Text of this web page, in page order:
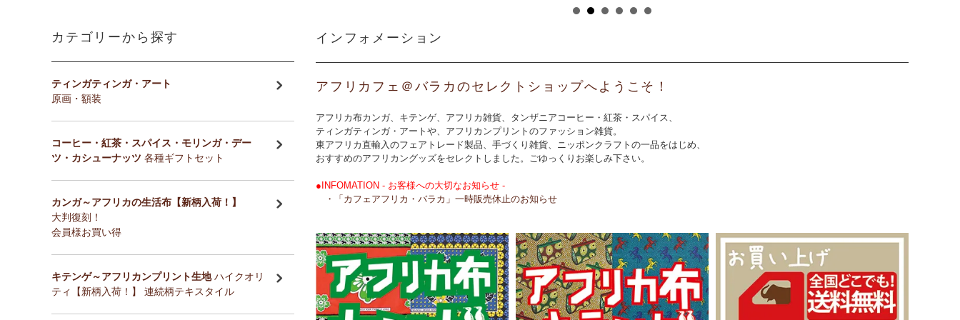
インフォメーション
アフリカフェ＠バラカのセレクトショップへようこそ！
アフリカ布カンガ、キテンゲ、アフリカ雑貨、タンザニアコーヒー・紅茶・スパイス、
ティンガティンガ・アートや、アフリカンプリントのファッション雑貨。
東アフリカ直輸入のフェアトレード製品、手づくり雑貨、ニッポンクラフトの一品をはじめ、
おすすめのアフリカングッズをセレクトしました。ごゆっくりお楽しみ下さい。
●INFOMATION - お客様への大切なお知らせ -
・「カフェアフリカ・バラカ」一時販売休止のお知らせ
カテゴリーから探す
ティンガティンガ・アート
原画・額装
コーヒー・紅茶・スパイス・モリンガ・デー
ツ・カシューナッツ 各種ギフトセット
カンガ～アフリカの生活布【新柄入荷！】
大判復刻！
会員様お買い得
キテンゲ～アフリカンプリント生地ハイクオリ
ティ【新柄入荷！】 連続柄テキスタイル